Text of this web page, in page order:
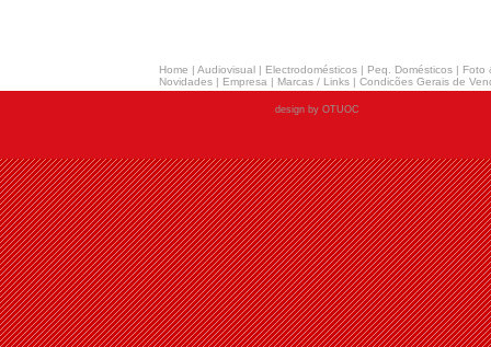
Home | Audiovisual | Electrodomésticos | Peq. Domésticos | Foto
Novidades | Empresa | Marcas / Links | Condicões Gerais de
design by OTUOC